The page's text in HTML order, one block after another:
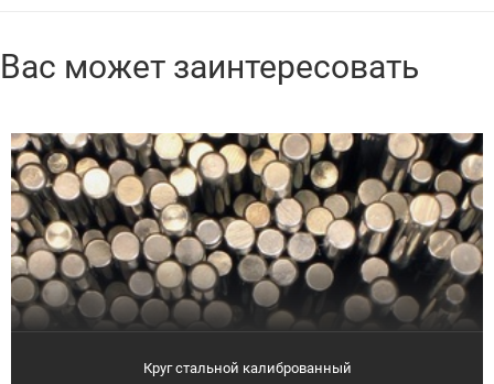
Вас может заинтересовать
Круг стальной калиброванный